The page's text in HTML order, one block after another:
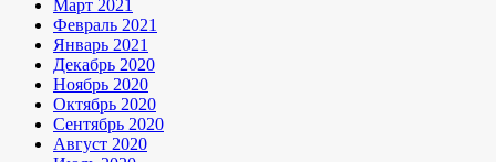
Март 2021
Февраль 2021
Январь 2021
Декабрь 2020
Ноябрь 2020
Октябрь 2020
Сентябрь 2020
Август 2020